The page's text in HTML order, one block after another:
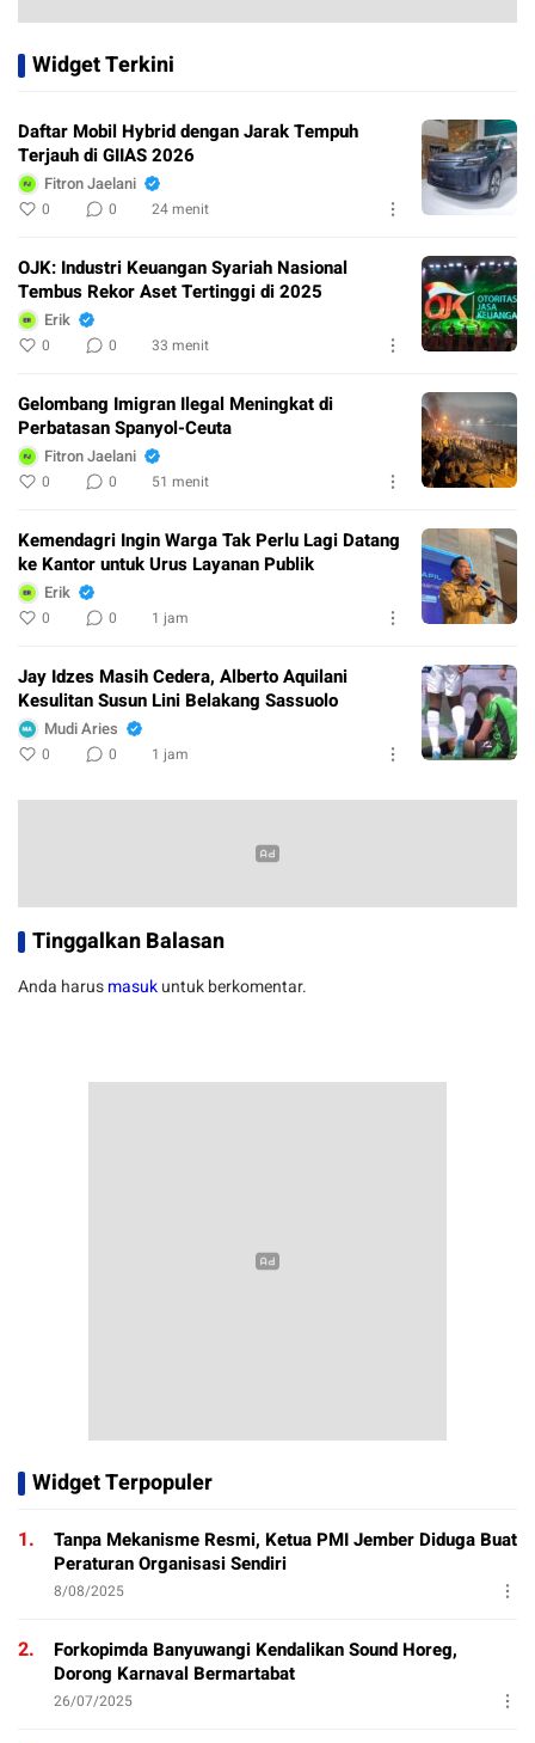
Widget Terkini
Daftar Mobil Hybrid dengan Jarak Tempuh
Terjauh di GIIAS 2026
Fitron Jaelani
0 0 24 menit
OJK: Industri Keuangan Syariah Nasional
Tembus Rekor Aset Tertinggi di 2025
Erik
0 0 33 menit
Gelombang Imigran Ilegal Meningkat di
Perbatasan Spanyol-Ceuta
Fitron Jaelani
0 0 51 menit
Kemendagri Ingin Warga Tak Perlu Lagi Datang
ke Kantor untuk Urus Layanan Publik
Erik
0 0 1 jam
Jay Idzes Masih Cedera, Alberto Aquilani
Kesulitan Susun Lini Belakang Sassuolo
Mudi Aries
0 0 1 jam
Tinggalkan Balasan
Anda harusmasukuntuk berkomentar.
Widget Terpopuler
1.
Tanpa Mekanisme Resmi, Ketua PMI Jember Diduga Buat
Peraturan Organisasi Sendiri
8/08/2025
2.
Forkopimda Banyuwangi Kendalikan Sound Horeg,
Dorong Karnaval Bermartabat
26/07/2025